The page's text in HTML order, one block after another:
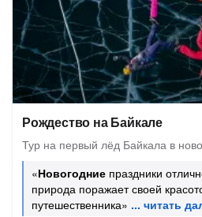
Рождество на Байкале
Тур на первый лёд Байкала в
«Новогодние праздники
природа поражает своей
путешественника»